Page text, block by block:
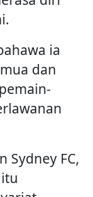
ia
dan
FC,